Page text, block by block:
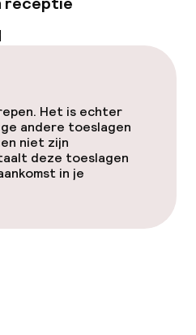
Het is echter
andere toeslagen
niet zijn
deze toeslagen
in je